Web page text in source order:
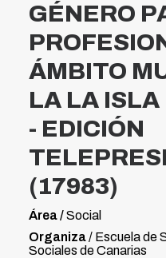
GÉNERO
ÁMBITO
LA LA ISLA
- EDICIÓN
(17983)
Área /Social
Organiza/ Escuela de
Sociales de Canarias